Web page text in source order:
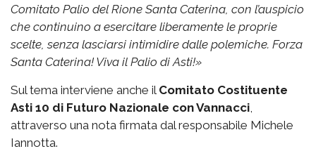
Comitato Palio del Rione Santa Caterina, con l’auspicio
che continuino a esercitare liberamente le proprie
scelte, senza lasciarsi intimidire dalle polemiche. Forza
Santa Caterina! Viva il Palio di Asti!»
Sul tema interviene anche il Comitato Costituente
Asti 10 di Futuro Nazionale con Vannacci,
attraverso una nota firmata dal responsabile Michele
Iannotta.